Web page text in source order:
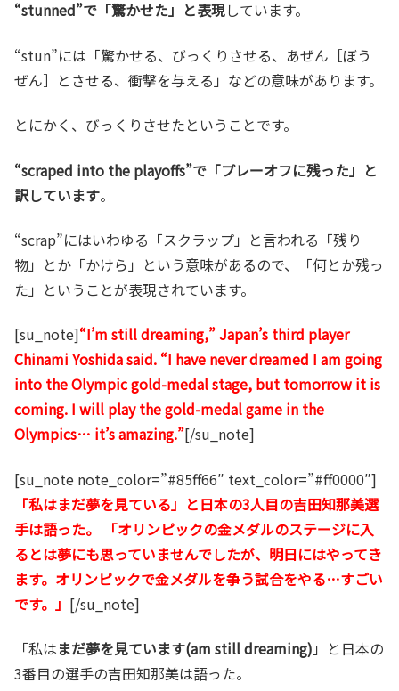
“stunned”で「驚かせた」と表現しています。
“stun”には「驚かせる、びっくりさせる、あぜん［ぼう
ぜん］とさせる、衝撃を与える」などの意味があります。
とにかく、びっくりさせたということです。
“scraped into the playoffs”で「プレーオフに残った」と
訳しています。
“scrap”にはいわゆる「スクラップ」と言われる「残り
物」とか「かけら」という意味があるので、「何とか残っ
た」ということが表現されています。
[su_note]“I’m still dreaming,” Japan’s third player
Chinami Yoshida said. “I have never dreamed I am going
into the Olympic gold-medal stage, but tomorrow it is
coming. I will play the gold-medal game in the
Olympics… it’s amazing.”[/su_note]
[su_note note_color=”#85ff66″ text_color=”#ff0000″]
「私はまだ夢を見ている」と日本の3人目の吉田知那美選
手は語った。 「オリンピックの金メダルのステージに入
るとは夢にも思っていませんでしたが、明日にはやってき
ます。オリンピックで金メダルを争う試合をやる…すごい
です。」 [/su_note]
「私はまだ夢を見ています(am still dreaming) 」と日本の
3番目の選手の吉田知那美は語った。